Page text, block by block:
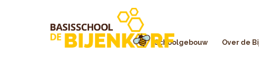
Schoolgebouw Over de